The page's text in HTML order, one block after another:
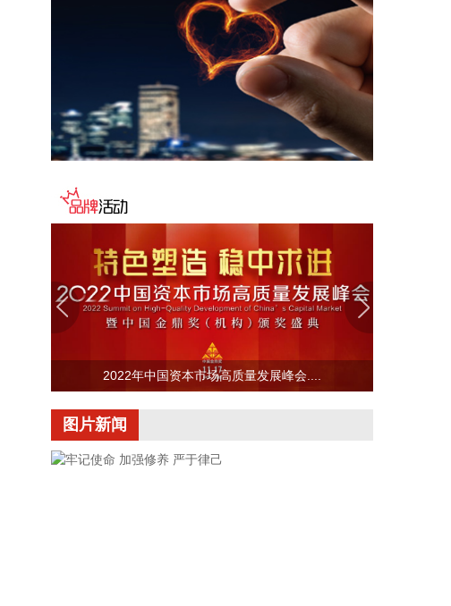
国家能源局印发《电力安全生产“十五五”行动计
划》，其中提出，加强“人工智能+”安全治理，创新设
备高精度故障预测及健康管理方法，推动人工智能技
术嵌入智能安全工器具，研究基于人工智能大模型的
电力安全生产辅助决策技术。加大关键电力装备自主
研发，加强新型防护材料研发，设立电力装备核心部
件技术攻关专项计划，推动电力芯片、特高压组部件
术创新，研究建设电力建设工程智能化监管体系，运
用人工智能、大数据等手段加强重点电力工程非现场
2026-08-07 11:36:33
今日早盘三大指数震荡上行。截至午间收盘，沪指涨
0.49%，深证成指涨1.31%，创业板指涨1.75%。盘
面上，CRO概念走强，百花医药4连板；PCB概念掀
涨停潮，景旺电子、红板科技等多股涨停；稀土永磁
概念活跃，中国稀土等涨停。另外，CPO概念、小金
念、粮食概念、房地产、煤炭、游戏等板块跌幅居
亿元。
2022年中国资本市场高质量发展峰会....
图片新闻